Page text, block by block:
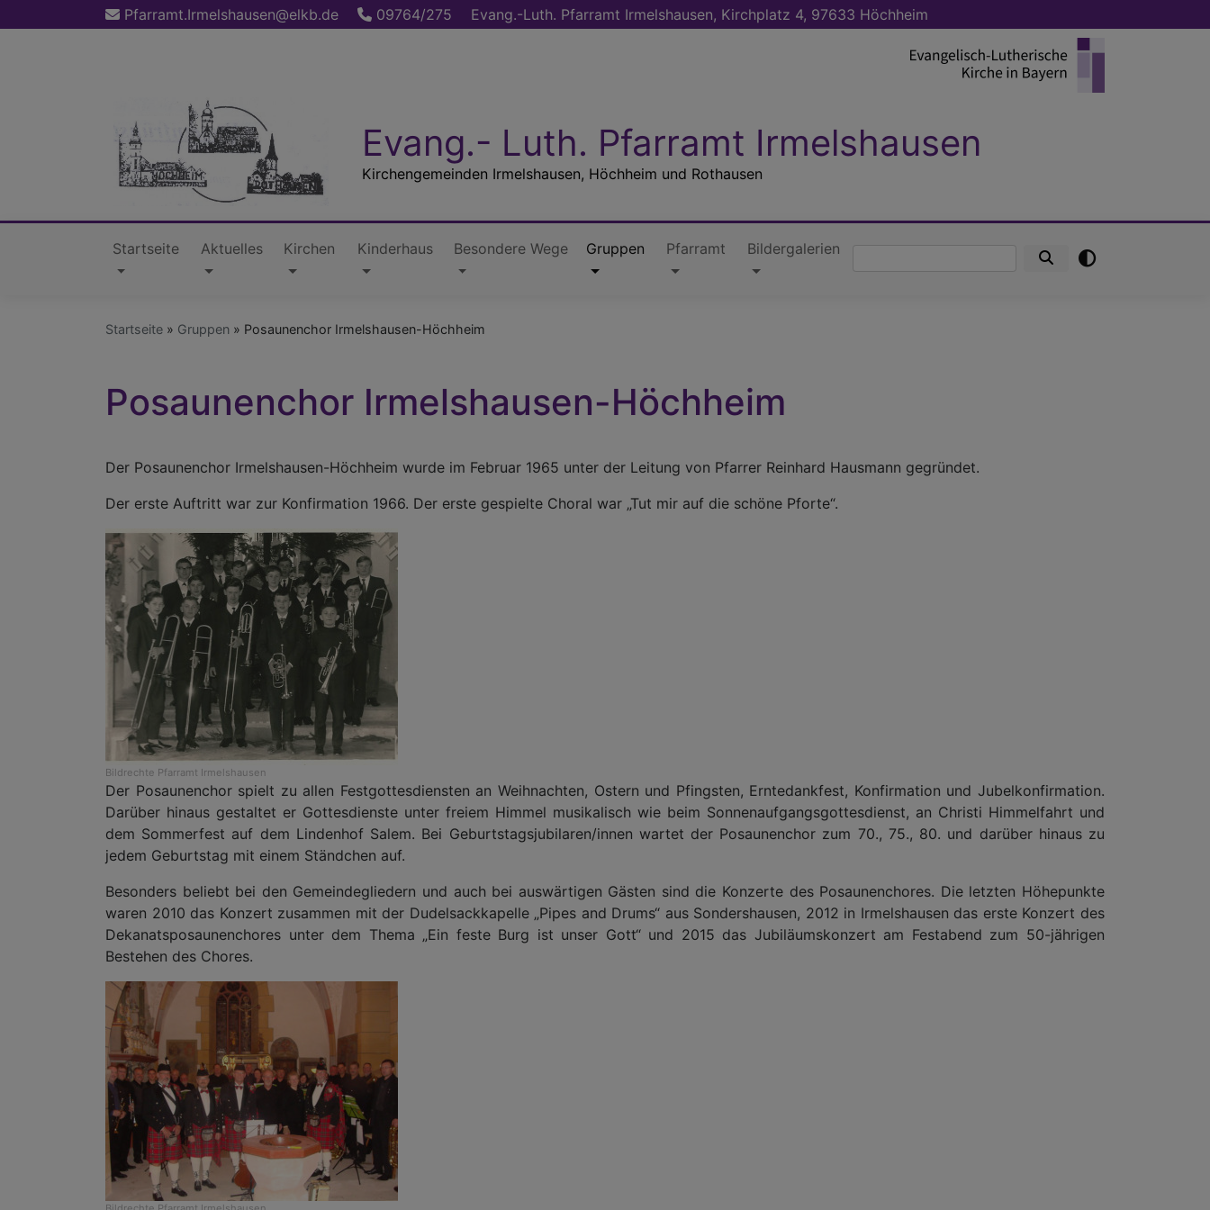
zum
Pfarramt.Irmelshausen@elkb.de 09764/275 Evang.-Luth. Pfarramt Irmelshausen, Kirchplatz 4, 97633 Höchheim
Evang.- Luth. Pfarramt Irmelshausen
Kirchengemeinden Irmelshausen, Höchheim und Rothausen
Hauptnavigation
Startseite Aktuelles Kirchen Kinderhaus Besondere Wege Gruppen Pfarramt BildergalerienSuche
Startseite Gruppen Posaunenchor Irmelshausen-Höchheim
Posaunenchor Irmelshausen-Höchheim
Der Posaunenchor Irmelshausen-Höchheim wurde im Februar 1965 unter der Leitung von Pfarrer Reinhard Hausmann gegründet.
Der erste Auftritt war zur Konfirmation 1966. Der erste gespielte Choral war „Tut mir auf die schöne Pforte“.
Bildrechte Pfarramt Irmelshausen
Der Posaunenchor spielt zu allen Festgottesdiensten an Weihnachten, Ostern und Pfingsten, Erntedankfest, Konfirmation und Jubelkonfirmation.
Darüber hinaus gestaltet er Gottesdienste unter freiem Himmel musikalisch wie beim Sonnenaufgangsgottesdienst, an Christi Himmelfahrt und
dem Sommerfest auf dem Lindenhof Salem. Bei Geburtstagsjubilaren/innen wartet der Posaunenchor zum 70., 75., 80. und darüber hinaus zu
jedem Geburtstag mit einem Ständchen auf.
Besonders beliebt bei den Gemeindegliedern und auch bei auswärtigen Gästen sind die Konzerte des Posaunenchores. Die letzten Höhepunkte
waren 2010 das Konzert zusammen mit der Dudelsackkapelle „Pipes and Drums“ aus Sondershausen, 2012 in Irmelshausen das erste Konzert des
Dekanatsposaunenchores unter dem Thema „Ein feste Burg ist unser Gott“ und 2015 das Jubiläumskonzert am Festabend zum 50-jährigen
Bestehen des Chores.